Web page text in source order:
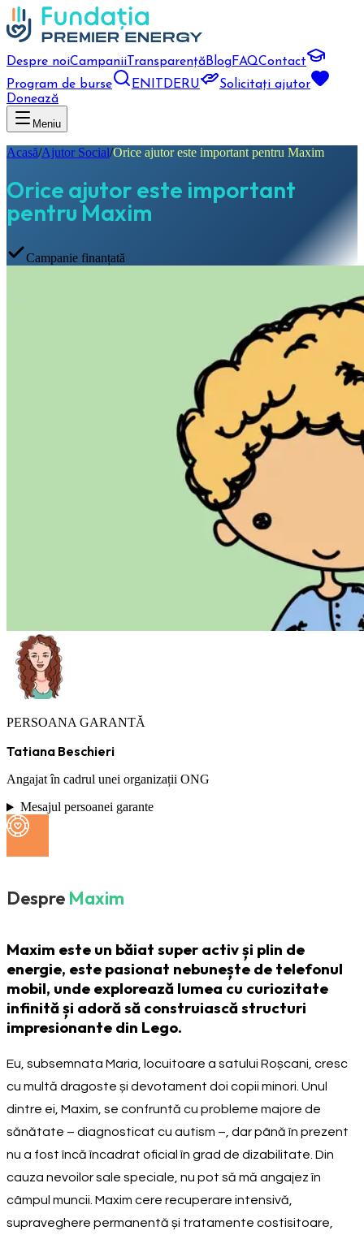
Despre noiCampanii TransparențăBlogFAQContact
Program de burse
EN DERU
Solicitați ajutor
Donează
Meniu
Acasă/Ajutor Social/Orice ajutor este important pentru Maxim
Orice ajutor este important
pentru Maxim
Campanie finanțată
PERSOANA GARANTĂ
Tatiana Beschieri
Angajat în cadrul unei organizații ONG
Mesajul persoanei garante
Despre Maxim
Maxim este un băiat super activ și plin de
energie, este pasionat nebunește de telefonul
mobil, unde explorează lumea cu curiozitate
infinită și adoră să construiască structuri
impresionante din Lego.
Eu, subsemnata Maria, locuitoare a satului Roșcani, cresc
cu multă dragoste și devotament doi copii minori. Unul
dintre ei, Maxim, se confruntă cu probleme majore de
sănătate – diagnosticat cu autism –, dar până în prezent
nu a fost încă încadrat oficial în grad de dizabilitate. Din
cauza nevoilor sale speciale, nu pot să mă angajez în
câmpul muncii. Maxim cere recuperare intensivă,
supraveghere permanentă și tratamente costisitoare,